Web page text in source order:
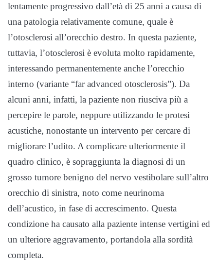
lentamente progressivo dall’età di 25 anni a causa di
una patologia relativamente comune, quale è
l’otosclerosi all’orecchio destro. In questa paziente,
tuttavia, l’otosclerosi è evoluta molto rapidamente,
interessando permanentemente anche l’orecchio
interno (variante “far advanced otosclerosis”). Da
alcuni anni, infatti, la paziente non riusciva più a
percepire le parole, neppure utilizzando le protesi
acustiche, nonostante un intervento per cercare di
migliorare l’udito. A complicare ulteriormente il
quadro clinico, è sopraggiunta la diagnosi di un
grosso tumore benigno del nervo vestibolare sull’altro
orecchio di sinistra, noto come neurinoma
dell’acustico, in fase di accrescimento. Questa
condizione ha causato alla paziente intense vertigini ed
un ulteriore aggravamento, portandola alla sordità
completa.